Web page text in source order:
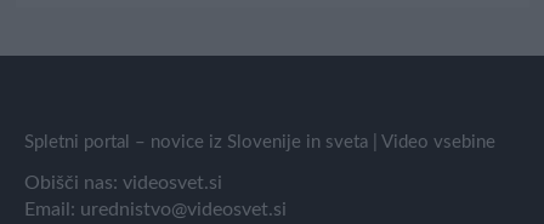
Spletni portal – novice iz Slovenije in sveta | Video vsebine
Obišči nas: videosvet.si
Email: urednistvo@videosvet.si